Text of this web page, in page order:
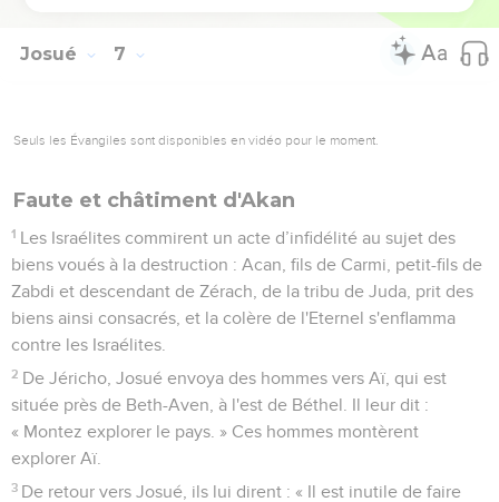
Josué 7
Seuls les Évangiles sont disponibles en vidéo pour le moment.
Faute et châtiment d'Akan
1 Les Israélites commirent un acte d’infidélité au sujet des
biens voués à la destruction : Acan, fils de Carmi, petit-fils de
Zabdi et descendant de Zérach, de la tribu de Juda, prit des
biens ainsi consacrés, et la colère de l'Eternel s'enflamma
contre les Israélites.
2 De Jéricho, Josué envoya des hommes vers Aï, qui est
située près de Beth-Aven, à l'est de Béthel. Il leur dit :
« Montez explorer le pays. » Ces hommes montèrent
explorer Aï.
3 De retour vers Josué, ils lui dirent : « Il est inutile de faire